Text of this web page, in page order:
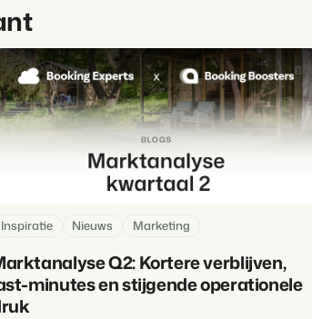
Inspiratie Nieuws Marketing
Q2: Kortere verblijven,
minutes en stijgende operationele